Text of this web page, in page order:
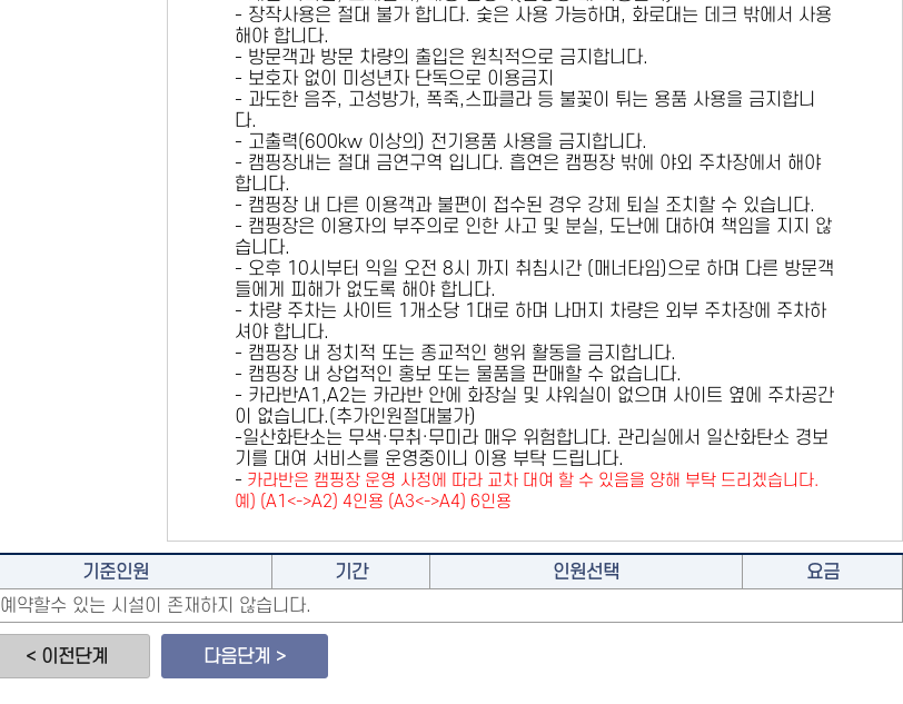
- 장작사용은 절대 불가 합니다. 숯은 사용 가능하며, 화로대는 데크 밖에서 사용
해야 합니다.
- 방문객과 방문 차량의 출입은 원칙적으로 금지합니다.
- 보호자 없이 미성년자 단독으로 이용금지
- 과도한 음주, 고성방가, 폭죽,스파클라 등 불꽃이 튀는 용품 사용을 금지합니
다.
- 고출력(600kw 이상의) 전기용품 사용을 금지합니다.
- 캠핑장내는 절대 금연구역 입니다. 흡연은 캠핑장 밖에 야외 주차장에서 해야
합니다.
- 캠핑장 내 다른 이용객과 불편이 접수된 경우 강제 퇴실 조치할 수 있습니다.
- 캠핑장은 이용자의 부주의로 인한 사고 및 분실, 도난에 대하여 책임을 지지 않
습니다.
- 오후 10시부터 익일 오전 8시 까지 취침시간 (매너타임)으로 하며 다른 방문객
들에게 피해가 없도록 해야 합니다.
- 차량 주차는 사이트 1개소당 1대로 하며 나머지 차량은 외부 주차장에 주차하
셔야 합니다.
- 캠핑장 내 정치적 또는 종교적인 행위 활동을 금지합니다.
- 캠핑장 내 상업적인 홍보 또는 물품을 판매할 수 없습니다.
- 카라반A1,A2는 카라반 안에 화장실 및 샤워실이 없으며 사이트 옆에 주차공간
이 없습니다.(추가인원절대불가)
-일산화탄소는 무색·무취·무미라 매우 위험합니다. 관리실에서 일산화탄소 경보
기를 대여 서비스를 운영중이니 이용 부탁 드립니다.
- 카라반은 캠핑장 운영 사정에 따라 교차 대여 할 수 있음을 양해 부탁 드리겠습니다.
예) (A1<->A2) 4인용 (A3<->A4) 6인용
기준인원 기간 인원선택
요금
예약할수 있는 시설이 존재하지 않습니다.
< 이전단계 다음단계 >